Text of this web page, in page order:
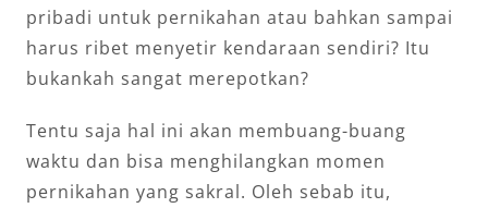
pribadi untuk pernikahan atau bahkan sampai
harus ribet menyetir kendaraan sendiri? Itu
bukankah sangat merepotkan?
Tentu saja hal ini akan membuang-buang
waktu dan bisa menghilangkan momen
pernikahan yang sakral. Oleh sebab itu,